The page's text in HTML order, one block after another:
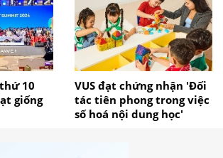
10
giống
VUS đạt chứng nhận 'Đối
tác tiên phong trong việc
số hoá nội dung học'